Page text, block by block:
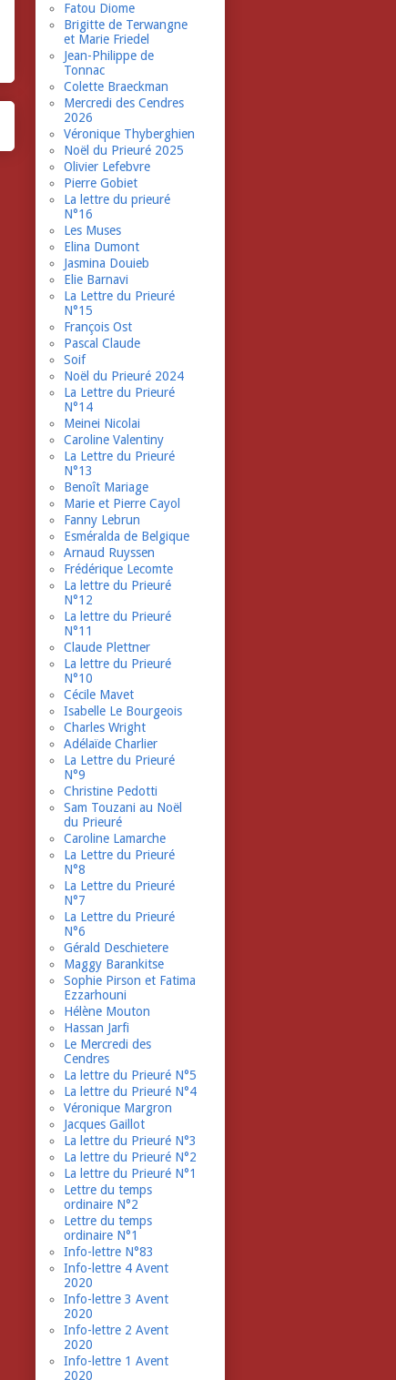
Fatou Diome
Brigitte de Terwangne
et Marie Friedel
Jean-Philippe de
Tonnac
Colette Braeckman
Mercredi des Cendres
2026
Véronique Thyberghien
Noël du Prieuré 2025
Olivier Lefebvre
Pierre Gobiet
La lettre du prieuré
N°16
Les Muses
Elina Dumont
Jasmina Douieb
Elie Barnavi
La Lettre du Prieuré
N°15
François Ost
Pascal Claude
Soif
Noël du Prieuré 2024
La Lettre du Prieuré
N°14
Meinei Nicolai
Caroline Valentiny
La Lettre du Prieuré
N°13
Benoît Mariage
Marie et Pierre Cayol
Fanny Lebrun
Esméralda de Belgique
Arnaud Ruyssen
Frédérique Lecomte
La lettre du Prieuré
N°12
La lettre du Prieuré
N°11
Claude Plettner
La lettre du Prieuré
N°10
Cécile Mavet
Isabelle Le Bourgeois
Charles Wright
Adélaïde Charlier
La Lettre du Prieuré
N°9
Christine Pedotti
Sam Touzani au Noël
du Prieuré
Caroline Lamarche
La Lettre du Prieuré
N°8
La Lettre du Prieuré
N°7
La Lettre du Prieuré
N°6
Gérald Deschietere
Maggy Barankitse
Sophie Pirson et Fatima
Ezzarhouni
Hélène Mouton
Hassan Jarfi
Le Mercredi des
Cendres
La lettre du Prieuré N°5
La lettre du Prieuré N°4
Véronique Margron
Jacques Gaillot
La lettre du Prieuré N°3
La lettre du Prieuré N°2
La lettre du Prieuré N°1
Lettre du temps
ordinaire N°2
Lettre du temps
ordinaire N°1
Info-lettre N°83
Info-lettre 4 Avent
2020
Info-lettre 3 Avent
2020
Info-lettre 2 Avent
2020
Info-lettre 1 Avent
2020